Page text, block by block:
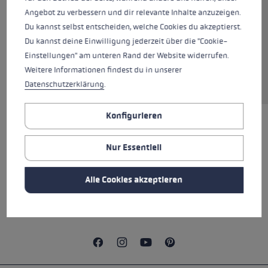
In den Warenkorb
ALLE EIGENSCHAFTEN
BEWERTUNGEN (17)
SICHERHEITSHINWEISE
Angebot zu verbessern und dir relevante Inhalte anzuzeigen.
Du kannst selbst entscheiden, welche Cookies du akzeptierst.
Du kannst deine Einwilligung jederzeit über die "Cookie-
Einstellungen" am unteren Rand der Website widerrufen.
Weitere Informationen findest du in unserer
Datenschutzerklärung.
Konfigurieren
Nur Essentiell
Alle Cookies akzeptieren